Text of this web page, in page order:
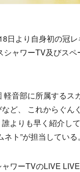
日より自身初の冠
シャワーTV及びス
音部に所属するス
ど、 これからぐ
よりも早く紹介し
ト”が担当している。
ワーTVのLIVE